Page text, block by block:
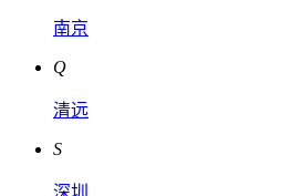
南京
Q
清远
S
深圳